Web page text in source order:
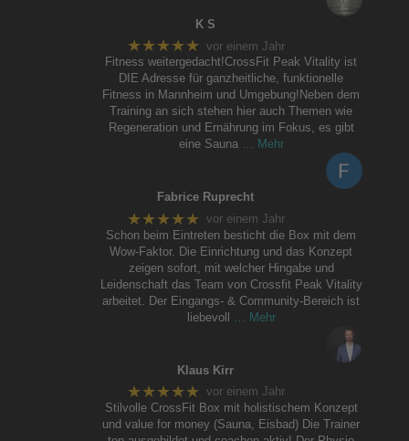
K S
★★★★★ vor einem Jahr
Fitness weitergedacht!CrossFit Peak Vitality ist
DIE Adresse für ganzheitliche, funktionelle
Fitness in Mannheim und Umgebung!Neben dem
Training an sich stehen hier auch Themen wie
Regeneration und Ernährung im Fokus, es gibt
eine Sauna … Mehr
Fabrice Ruprecht
★★★★★ vor einem Jahr
Schon beim Eintreten besticht die Box mit dem
Wow-Faktor. Die Einrichtung und das Konzept
zeigen sofort, mit welcher Hingabe und
Leidenschaft das Team von Crossfit Peak Vitality
arbeitet. Der Eingangs- & Community-Bereich ist
liebevoll
… Mehr
Klaus Kirr
★★★★★ vor einem Jahr
Stilvolle CrossFit Box mit holistischem Konzept
und value for money (Sauna, Eisbad) Die Trainer